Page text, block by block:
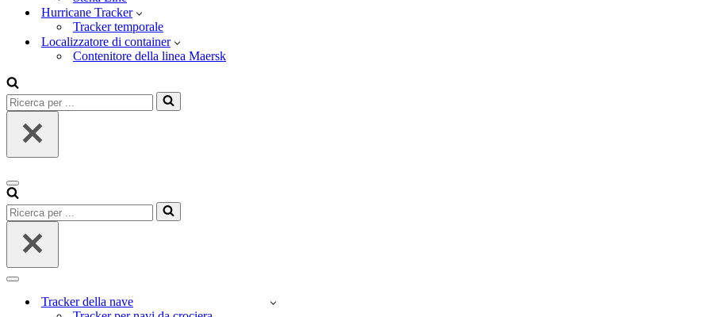
Hurricane Tracker
Tracker temporale
Localizzatore di container
Contenitore della linea Maersk
Ricerca
per
Menu
di
navigazione
Ricerca
per
Menu
navigazioneTracker della nave